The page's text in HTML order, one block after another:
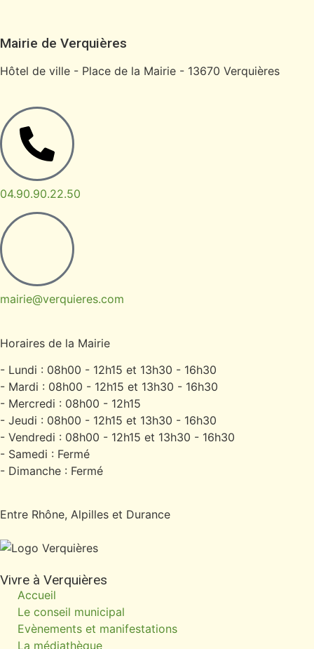
Mairie de Verquières
Hôtel de ville - Place de la Mairie - 13670 Verquières
04.90.90.22.50
mairie@verquieres.com
Horaires de la Mairie
- Lundi : 08h00 - 12h15 et 13h30 - 16h30
- Mardi : 08h00 - 12h15 et 13h30 - 16h30
- Mercredi : 08h00 - 12h15
- Jeudi : 08h00 - 12h15 et 13h30 - 16h30
- Vendredi : 08h00 - 12h15 et 13h30 - 16h30
- Samedi : Fermé
- Dimanche : Fermé
Entre Rhône, Alpilles et Durance
Vivre à Verquières
Accueil
Le conseil municipal
Evènements et manifestations
La médiathèque